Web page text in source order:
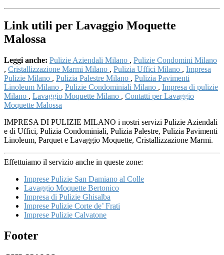
Link utili per Lavaggio Moquette
Malossa
Leggi anche: Pulizie Aziendali Milano , Pulizie Condomini Milano
, Cristallizzazione Marmi Milano , Pulizia Uffici Milano , Impresa
Pulizie Milano , Pulizia Palestre Milano , Pulizia Pavimenti
Linoleum Milano , Pulizie Condominiali Milano , Impresa di pulizie
Milano , Lavaggio Moquette Milano , Contatti per Lavaggio
Moquette Malossa
IMPRESA DI PULIZIE MILANO i nostri servizi Pulizie Aziendali
e di Uffici, Pulizia Condominiali, Pulizia Palestre, Pulizia Pavimenti
Linoleum, Parquet e Lavaggio Moquette, Cristallizzazione Marmi.
Effettuiamo il servizio anche in queste zone:
Imprese Pulizie San Damiano al Colle
Lavaggio Moquette Bertonico
Impresa di Pulizie Ghisalba
Imprese Pulizie Corte de’ Frati
Imprese Pulizie Calvatone
Footer